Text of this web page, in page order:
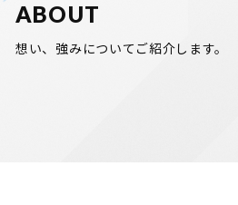
ABOUT
想い、強みについてご紹介します。